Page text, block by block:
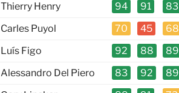
Thierry Henry 94 91 83
Carles Puyol 70 45 68
Luís Figo 92 88 89
Alessandro Del Piero 83 92 89